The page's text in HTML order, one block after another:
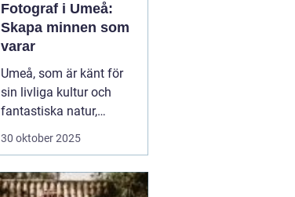
Fotograf i Umeå:
Skapa minnen som
varar
Umeå, som är känt för
sin livliga kultur och
fantastiska natur,
erbjuder många tillfällen
staden för att utforska
30 oktober 2025